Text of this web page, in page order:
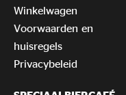
Winkelwagen
Voorwaarden en
huisregels
Privacybeleid